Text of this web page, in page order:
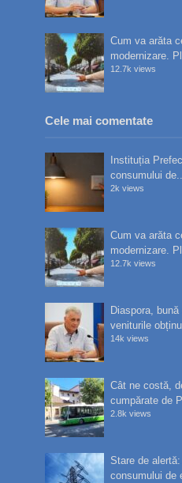
Cum va arăta
modernizare.
12.7k views
Cele mai comentate
Instituția
consumului
2k views
Cum va arăta
modernizare.
12.7k views
Diaspora,
veniturile
14k views
Cât ne costă,
cumpărate de
2.8k views
Stare de
consumului de